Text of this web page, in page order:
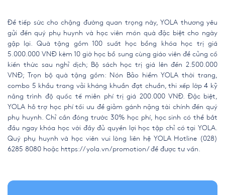
Để tiếp sức cho chặng đường quan trọng này, YOLA thương yêu
gửi đến quý phụ huynh và học viên món quà đặc biệt cho ngày
gặp lại. Quà tặng gồm 100 suất học bổng khóa học trị giá
5.000.000 VNĐ kèm 10 giờ học bổ sung cùng giáo viên để củng cố
kiến thức sau nghỉ dịch; Bộ sách học trị giá lên đến 2.500.000
VNĐ; Trọn bộ quà tặng gồm: Nón Bảo hiểm YOLA thời trang,
combo 5 khẩu trang vải kháng khuẩn đạt chuẩn, thi xếp lớp 4 kỹ
năng trình độ quốc tế miễn phí trị giá 200.000 VNĐ. Đặc biệt,
YOLA hỗ trợ học phí tối ưu để giảm gánh nặng tài chính đến quý
phụ huynh. Chỉ cần đóng trước 30% học phí, học sinh có thể bắt
đầu ngay khóa học với đầy đủ quyền lợi học tập chỉ có tại YOLA.
Quý phụ huynh và học viên vui lòng liên hệ YOLA Hotline (028)
6285 8080 hoặc https://yola.vn/promotion/để được tư vấn.